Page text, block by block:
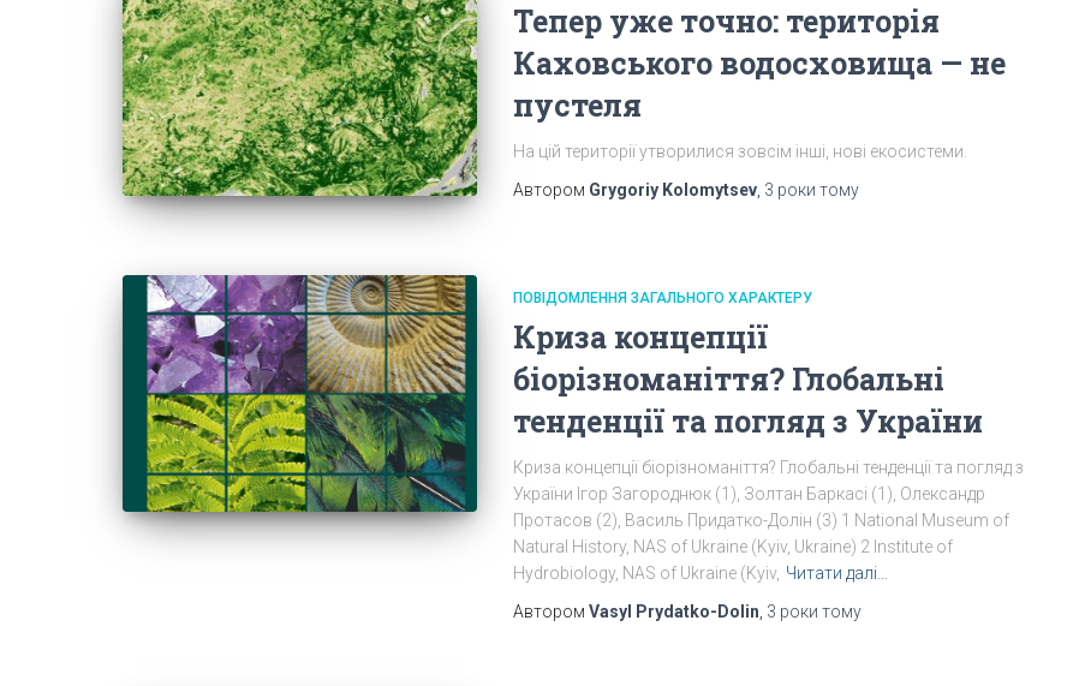
Тепер уже точно: територія
Каховського водосховища — не
пустеля
На цій території утворилися зовсім інші, нові екосистеми.
Автором Grygoriy Kolomytsev 3 роки тому
ПОВІДОМЛЕННЯ ЗАГАЛЬНОГО ХАРАКТЕРУ
Криза концепції
біорізноманіття? Глобальні
тенденції та погляд з України
Криза концепції біорізноманіття? Глобальні тенденції та погляд з
України Ігор Загороднюк (1), Золтан Баркасі (1), Олександр
Протасов (2), Василь Придатко-Долін (3) 1 National Museum of
Natural History, NAS of Ukraine (Kyiv, Ukraine) 2 Institute of
Hydrobiology, NAS of Ukraine (Kyiv, Читати далі…
Автором Vasyl Prydatko-Dolin 3 роки тому